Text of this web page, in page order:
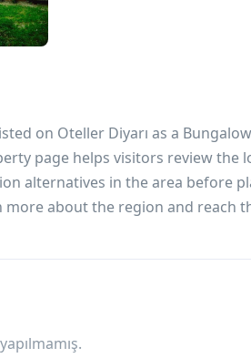
on Oteller Diyarı as a
page helps visitors review
alternatives in the area before
about the region and reach